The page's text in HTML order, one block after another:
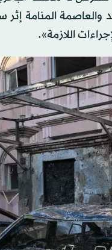
المنامة
اللازمة».